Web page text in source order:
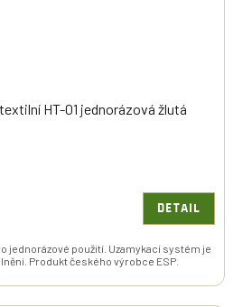
HT-01 jednorázová žlutá
DETAIL
jednorázové použití. Uzamykací systém je
Produkt českého výrobce ESP.